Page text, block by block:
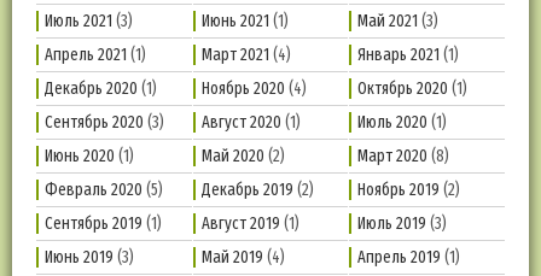
Июль 2021 (3) Июнь 2021 (1) Май 2021 (3)
Апрель 2021 (1) Март 2021 (4) Январь 2021 (1)
Декабрь 2020 (1) Ноябрь 2020 (4) Октябрь 2020 (1)
Сентябрь 2020 (3) Август 2020 (1) Июль 2020 (1)
Июнь 2020 (1) Май 2020 (2) Март 2020 (8)
Февраль 2020 (5) Декабрь 2019 (2) Ноябрь 2019 (2)
Сентябрь 2019 (1) Август 2019 (1) Июль 2019 (3)
Июнь 2019 (3) Май 2019 (4) Апрель 2019 (1)